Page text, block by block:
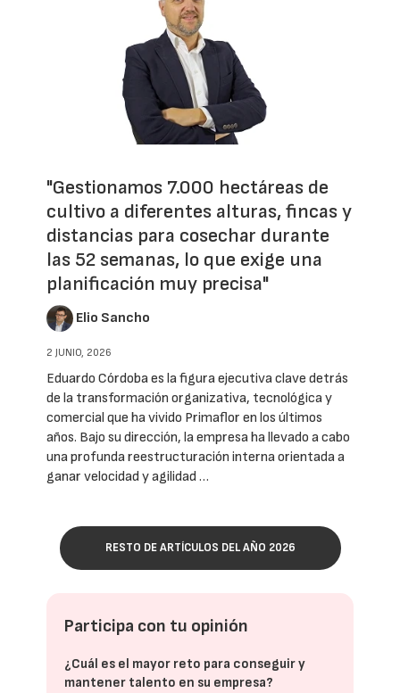
"Gestionamos 7.000 hectáreas de
cultivo a diferentes alturas, fincas y
distancias para cosechar durante
las 52 semanas, lo que exige una
planificación muy precisa"
Elio Sancho
2 JUNIO, 2026
Eduardo Córdoba es la figura ejecutiva clave detrás
de la transformación organizativa, tecnológica y
comercial que ha vivido Primaflor en los últimos
años. Bajo su dirección, la empresa ha llevado a cabo
una profunda reestructuración interna orientada a
ganar velocidad y agilidad …
RESTO DE ARTÍCULOS DEL AÑO 2026
Participa con tu opinión
¿Cuál es el mayor reto para conseguir y
mantener talento en su empresa?